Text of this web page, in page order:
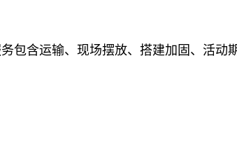
包含运输、现场摆放、搭建加固、活